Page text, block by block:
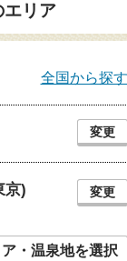
エリア
全国から探す
変更
京) 変更
・温泉地を選択